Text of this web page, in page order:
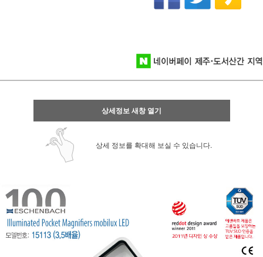
상세정보 새창 열기
상세 정보를 확대해 보실 수 있습니다.